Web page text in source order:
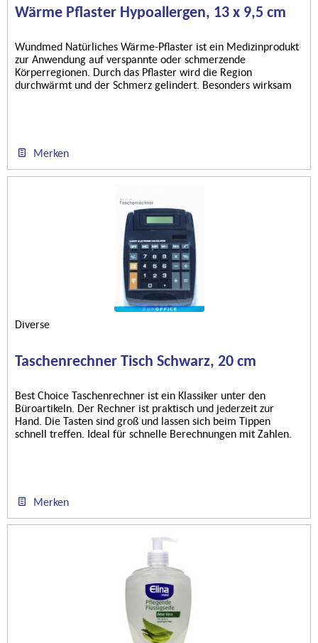
Wärme Pflaster Hypoallergen, 13 x 9,5 cm
Wundmed Natürliches Wärme-Pflaster ist ein Medizinprodukt
zur Anwendung auf verspannte oder schmerzende
Körperregionen. Durch das Pflaster wird die Region
durchwärmt und der Schmerz gelindert. Besonders wirksam
Merken
Diverse
Taschenrechner Tisch Schwarz, 20 cm
Best Choice Taschenrechner ist ein Klassiker unter den
Büroartikeln. Der Rechner ist praktisch und jederzeit zur
Hand. Die Tasten sind groß und lassen sich beim Tippen
schnell treffen. Ideal für schnelle Berechnungen mit Zahlen.
Merken